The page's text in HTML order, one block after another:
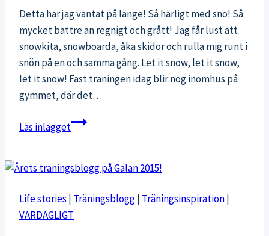
Detta har jag väntat på länge! Så härligt med snö! Så
mycket bättre än regnigt och grått! Jag får lust att
snowkita, snowboarda, åka skidor och rulla mig runt i
snön på en och samma gång. Let it snow, let it snow,
let it snow! Fast träningen idag blir nog inomhus på
gymmet, där det…
Läs inläggetÄntligen
Life stories | Träningsblogg| Träningsinspiration|
VARDAGLIGT